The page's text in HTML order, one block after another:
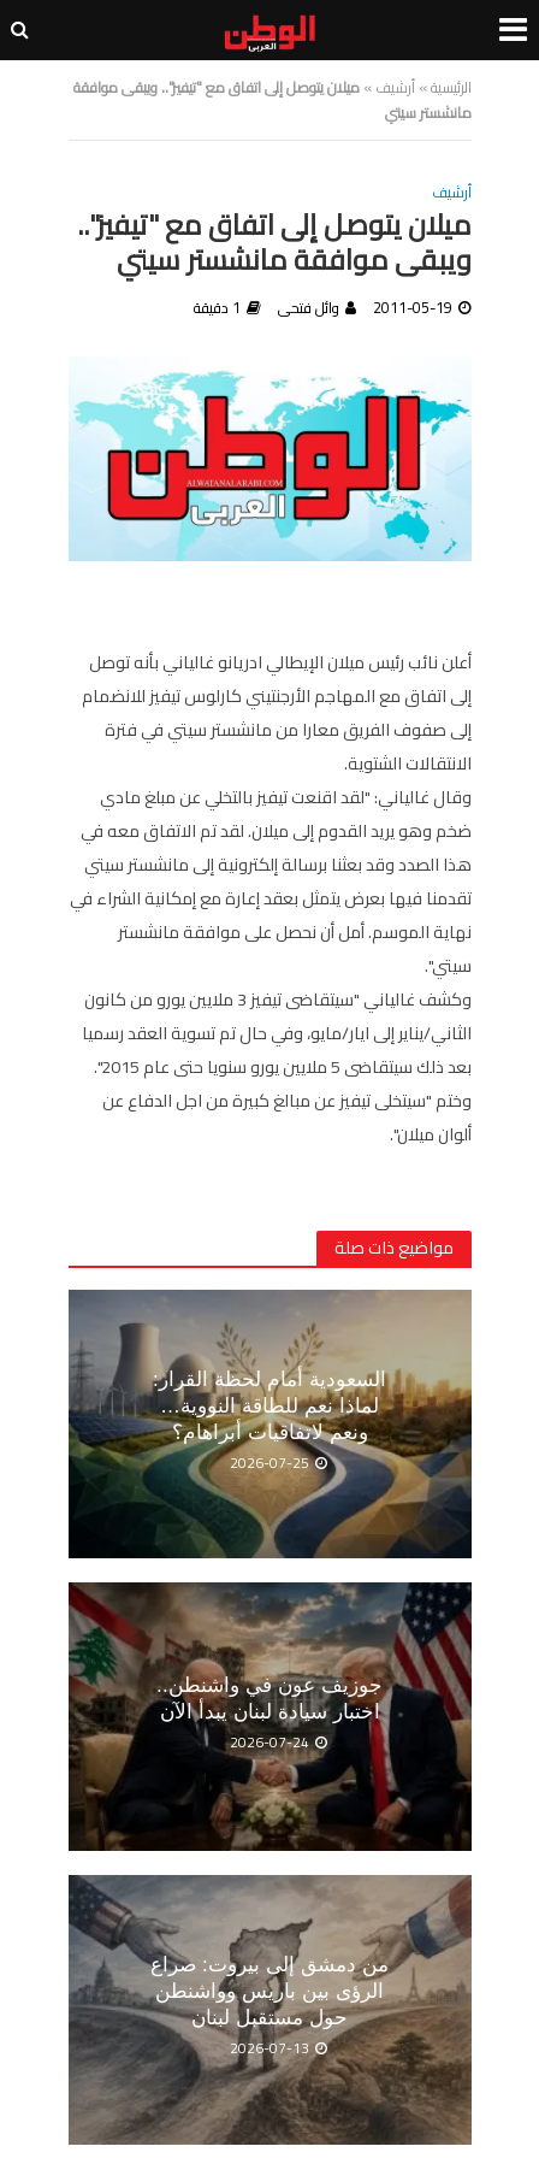
الرئيسية»أرشيف»ميلان يتوصل إلى اتفاق مع "تيفيز".. ويبقى موافقة
مانشستر سيتي
أرشيف
ميلان يتوصل إلى اتفاق مع "تيفيز"..
ويبقى موافقة مانشستر سيتي
2011-05-19 وائل فتحى 1 دقيقة
أعلن نائب رئيس ميلان الإيطالي ادريانو غالياني بأنه توصل
إلى اتفاق مع المهاجم الأرجنتيني كارلوس تيفيز للانضمام
إلى صفوف الفريق معارا من مانشستر سيتي في فترة
الانتقالات الشتوية.
وقال غالياني: "لقد اقنعت تيفيز بالتخلي عن مبلغ مادي
ضخم وهو يريد القدوم إلى ميلان. لقد تم الاتفاق معه في
هذا الصدد وقد بعثنا برسالة إلكترونية إلى مانشستر سيتي
تقدمنا فيها بعرض يتمثل بعقد إعارة مع إمكانية الشراء في
نهاية الموسم. أمل أن نحصل على موافقة مانشستر
سيتي".
وكشف غالياني "سيتقاضى تيفيز 3 ملايين يورو من كانون
الثاني/يناير إلى ايار/مايو، وفي حال تم تسوية العقد رسميا
بعد ذلك سيتقاضى 5 ملايين يورو سنويا حتى عام 2015".
وختم "سيتخلى تيفيز عن مبالغ كبيرة من اجل الدفاع عن
ألوان ميلان".
مواضيع ذات صلة
السعودية أمام لحظة القرار:
لماذا نعم للطاقة النووية…
ونعم لاتفاقيات أبراهام؟
2026-07-25
جوزيف عون في واشنطن..
اختبار سيادة لبنان يبدأ الآن
2026-07-24
من دمشق إلى بيروت: صراع
الرؤى بين باريس وواشنطن
حول مستقبل لبنان
2026-07-13